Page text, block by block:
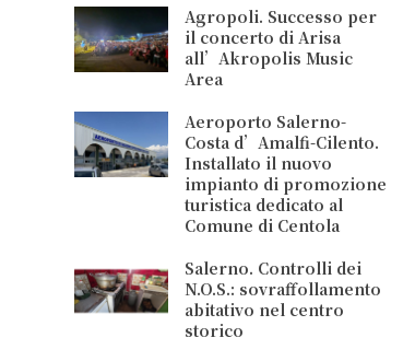
Agropoli. Successo per
il concerto di Arisa
all’Akropolis Music
Area
Aeroporto Salerno-
Costa d’Amalfi-Cilento.
Installato il nuovo
impianto di promozione
turistica dedicato al
Comune di Centola
Salerno. Controlli dei
N.O.S.: sovraffollamento
abitativo nel centro
storico